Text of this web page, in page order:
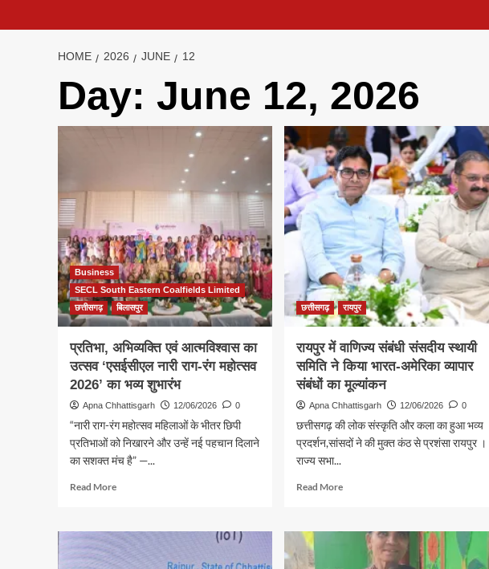
HOME 2026 JUNE 12
Day: June 12, 2026
Business
SECL South Eastern Coalfields Limited
छत्तीसगढ़
बिलासपुर
प्रतिभा, अभिव्यक्ति एवं आत्मविश्वास का
उत्सव ‘एसईसीएल नारी राग-रंग महोत्सव
2026’ का भव्य शुभारंभ
Apna Chhattisgarh 12/06/2026 0
“नारी राग-रंग महोत्सव महिलाओं के भीतर छिपी
प्रतिभाओं को निखारने और उन्हें नई पहचान दिलाने
का सशक्त मंच है” —...
Read MoreRead
प्रतिभा,
अभिव्यक्ति
एवं
छत्तीसगढ़ रायपुर
रायपुर में वाणिज्य संबंधी संसदीय स्थायी
समिति ने किया भारत-अमेरिका व्यापार
संबंधों का मूल्यांकन
Apna Chhattisgarh 12/06/2026 0
छत्तीसगढ़ की लोक संस्कृति और कला का हुआ भव्य
प्रदर्शन,सांसदों ने की मुक्त कंठ से प्रशंसा रायपुर ।
राज्य सभा...
Read MoreRead
रायपुर